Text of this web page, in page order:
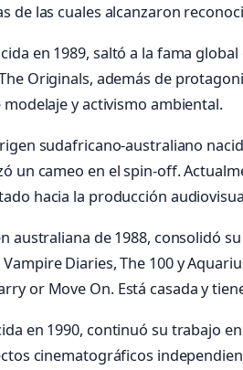
de las cuales alcanzaron
en 1989, saltó a la fama
Originals, además de
y activismo ambiental.
sudafricano-australiano
un cameo en el spin-off.
hacia la producción
australiana de 1988, consolidó
Diaries, The 100 y
or Move On. Está casada y
en 1990, continuó su trabajo
cinematográficos